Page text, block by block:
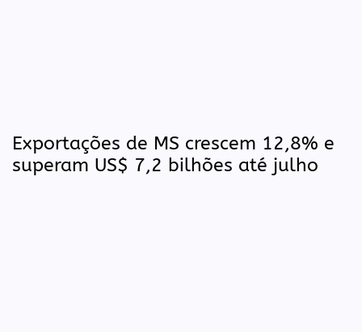
Exportações de MS crescem 12,8% e
superam US$ 7,2 bilhões até julho